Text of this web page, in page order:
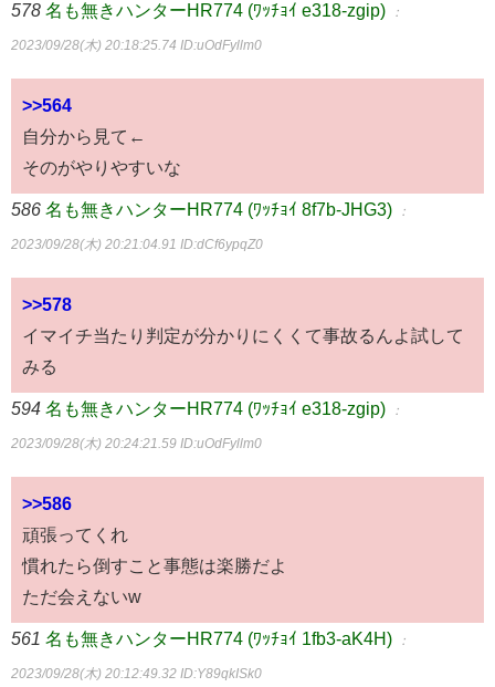
578 名も無きハンターHR774 (ﾜｯﾁｮｲ e318-zgip) ：
2023/09/28(木) 20:18:25.74 ID:uOdFyllm0
>>564
自分から見て←
そのがやりやすいな
586 名も無きハンターHR774 (ﾜｯﾁｮｲ 8f7b-JHG3) ：
2023/09/28(木) 20:21:04.91 ID:dCf6ypqZ0
>>578
イマイチ当たり判定が分かりにくくて事故るんよ試して
みる
594 名も無きハンターHR774 (ﾜｯﾁｮｲ e318-zgip) ：
2023/09/28(木) 20:24:21.59 ID:uOdFyllm0
>>586
頑張ってくれ
慣れたら倒すこと事態は楽勝だよ
ただ会えないw
561 名も無きハンターHR774 (ﾜｯﾁｮｲ 1fb3-aK4H) ：
2023/09/28(木) 20:12:49.32 ID:Y89qkISk0